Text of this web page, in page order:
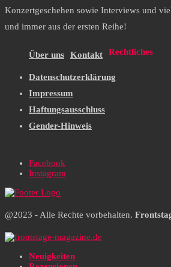
Konzertgeschehen sowie Interviews und
und immer aus der ersten Reihe!
Über uns Kontakt Rechtliches
Datenschutzerklärung
Impressum
Haftungsausschluss
Gender-Hinweis
Facebook
Instagram
@2023 - Alle Rechte vorbehalten.
Neuigkeiten